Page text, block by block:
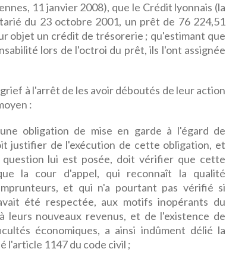
11 janvier 2008), que le Crédit lyonnais (la
du 23 octobre 2001, un prêt de 76 224,51
objet un crédit de trésorerie ; qu'estimant que
lors de l'octroi du prêt, ils l'ont assignée
à l'arrêt de les avoir déboutés de leur action
:
obligation de mise en garde à l'égard de
justifier de l'exécution de cette obligation, et
lui est posée, doit vérifier que cette
la cour d'appel, qui reconnaît la qualité
et qui n'a pourtant pas vérifié si
été respectée, aux motifs inopérants du
leurs nouveaux revenus, et de l'existence de
économiques, a ainsi indûment délié la
l'article 1147 du code civil ;